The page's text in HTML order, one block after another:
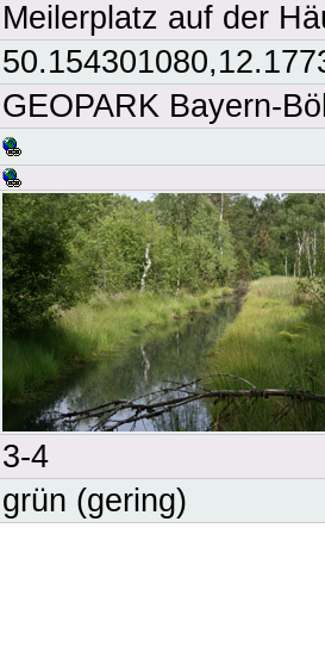
Meilerplatz auf der
GEOPARK Bayern-
3-4
grün (gering)